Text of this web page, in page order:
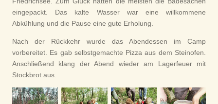
eingepackt. Das kalte Wasser war eine willkommene
Abkühlung und die Pause eine gute Erholung.
Nach der Rückkehr wurde das Abendessen im Camp
vorbereitet. Es gab selbstgemachte Pizza aus dem Steinofen.
Anschließend klang der Abend wieder am Lagerfeuer mit
Stockbrot aus.